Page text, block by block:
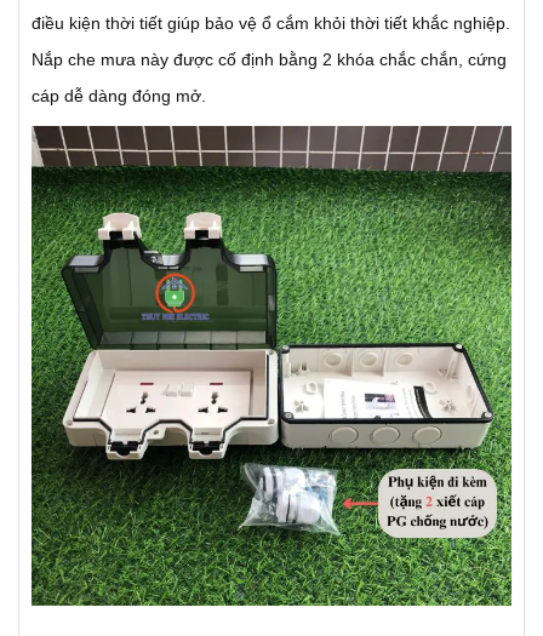
điều kiện thời tiết giúp bảo vệ ổ cắm khỏi thời tiết khắc nghiệp.
Nắp che mưa này được cố định bằng 2 khóa chắc chắn, cứng
cáp dễ dàng đóng mở.